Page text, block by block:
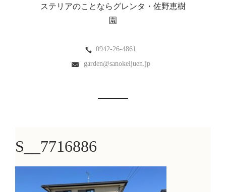
ステリアのことならグレンタ・佐野恵樹
園
0942-26-4861
garden@sanokeijuen.jp
S__7716886